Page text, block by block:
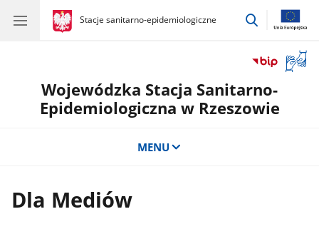
gov.pl
Stacje sanitarno-epidemiologiczne
gov.pl
Stacje
przejdź
okno
Wojewódzka Stacja Sanitarno-
Epidemiologiczna w Rzeszowie
MENU
Dla Mediów